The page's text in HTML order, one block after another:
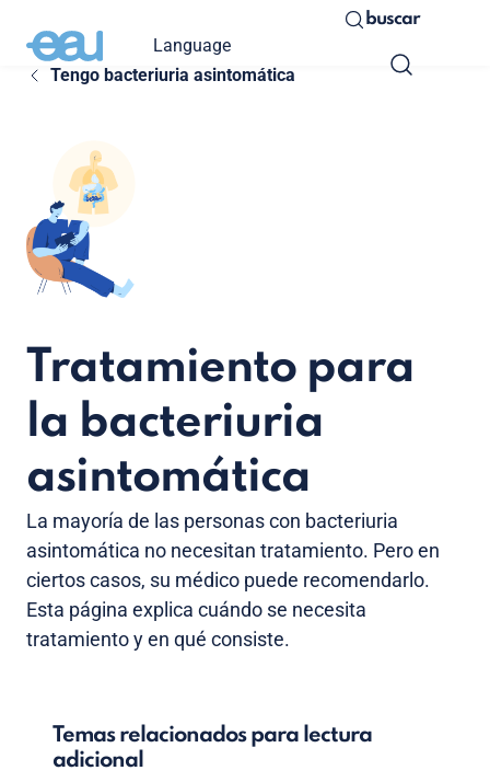
Language
buscar
Tengo bacteriuria asintomática
Tratamiento para
la bacteriuria
asintomática
La mayoría de las personas con bacteriuria
asintomática no necesitan tratamiento. Pero en
ciertos casos, su médico puede recomendarlo.
Esta página explica cuándo se necesita
tratamiento y en qué consiste.
Temas relacionados para lectura
adicional